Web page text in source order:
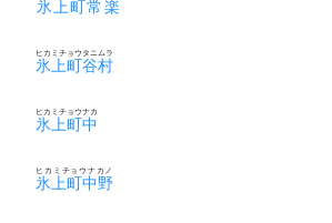
氷上町常楽
氷上町谷村
ヒカミチョウタニムラ
氷上町中
ヒカミチョウナカ
氷上町中野
ヒカミチョウナカノ